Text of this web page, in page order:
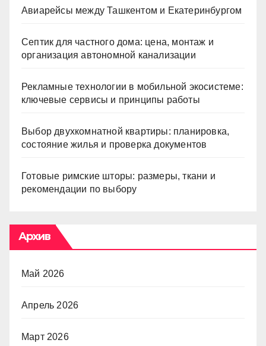
Авиарейсы между Ташкентом и Екатеринбургом
Септик для частного дома: цена, монтаж и
организация автономной канализации
Рекламные технологии в мобильной экосистеме:
ключевые сервисы и принципы работы
Выбор двухкомнатной квартиры: планировка,
состояние жилья и проверка документов
Готовые римские шторы: размеры, ткани и
рекомендации по выбору
Архив
Май 2026
Апрель 2026
Март 2026